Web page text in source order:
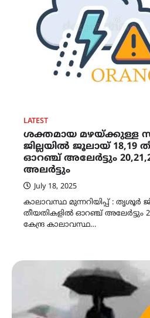
LATEST
ശക്തമായ മഴയ്ക്കുള്ള
ജില്ലയിൽ ജൂലായ് 18,19
ഓറഞ്ച് അലേർട്ടും
അലർട്ടും
July 18, 2025
കാലാവസ്ഥ മുന്നറിയിപ്പ് : തൃശൂർ
തീയതികളിൽ ഓറഞ്ച് അലേർട്ടും
കേന്ദ്ര കാലാവസ്ഥ…